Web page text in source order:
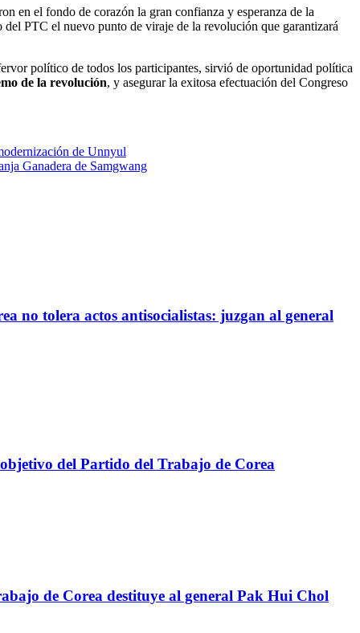
en el fondo de corazón la gran confianza y esperanza de la
PTC el nuevo punto de viraje de la revolución que garantizará
político de todos los participantes, sirvió de oportunidad política
de la revolución, y asegurar la exitosa efectuación del Congreso
de Unnyul
Ganadera de Samgwang
no tolera actos antisocialistas: juzgan al general
del Partido del Trabajo de Corea
de Corea destituye al general Pak Hui Chol